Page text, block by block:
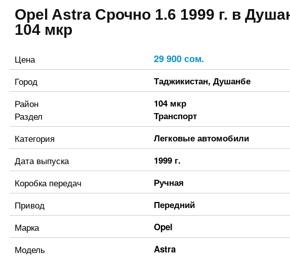
Opel Astra Срочно 1.6 1999 г. в
104 мкр
Цена 29 900 сом.
Город Таджикистан, Душанбе
Район 104 мкр
Раздел Транспорт
Категория Легковые автомобили
Дата выпуска 1999 г.
Коробка передач Ручная
Привод Передний
Марка Opel
Модель Astra